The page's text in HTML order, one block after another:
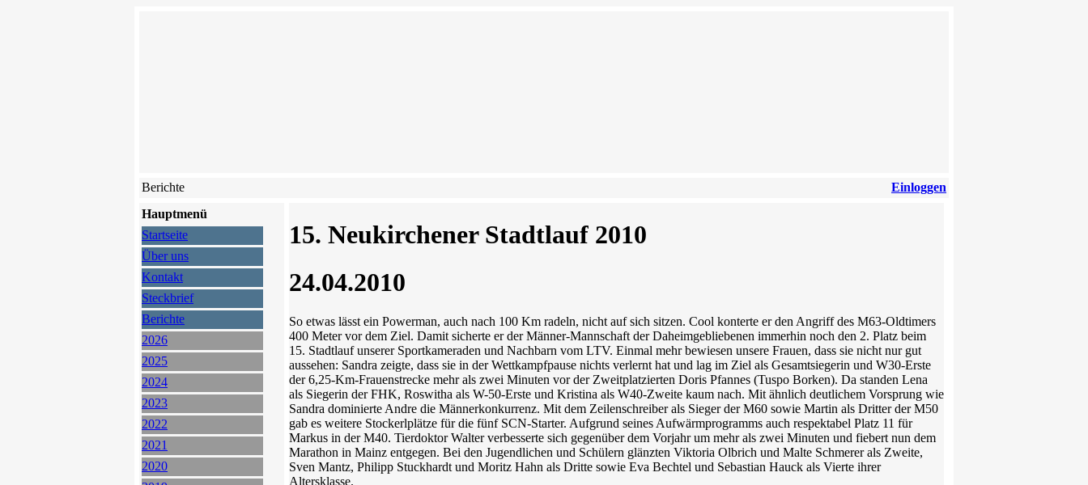
Berichte
Einloggen
Hauptmenü
Startseite
Über uns
Kontakt
Steckbrief
Berichte
2026
2025
2024
2023
2022
2021
2020
15. Neukirchener Stadtlauf 2010
24.04.2010
So etwas lässt ein Powerman, auch nach 100 Km radeln, nicht auf sich sitzen. Cool konterte er den Angriff des M63-Oldtimers
400 Meter vor dem Ziel. Damit sicherte er der Männer-Mannschaft der Daheimgebliebenen immerhin noch den 2. Platz beim
15. Stadtlauf unserer Sportkameraden und Nachbarn vom LTV. Einmal mehr bewiesen unsere Frauen, dass sie nicht nur gut
aussehen: Sandra zeigte, dass sie in der Wettkampfpause nichts verlernt hat und lag im Ziel als Gesamtsiegerin und W30-Erste
der 6,25-Km-Frauenstrecke mehr als zwei Minuten vor der Zweitplatzierten Doris Pfannes (Tuspo Borken). Da standen Lena
als Siegerin der FHK, Roswitha als W-50-Erste und Kristina als W40-Zweite kaum nach. Mit ähnlich deutlichem Vorsprung wie
Sandra dominierte Andre die Männerkonkurrenz. Mit dem Zeilenschreiber als Sieger der M60 sowie Martin als Dritter der M50
gab es weitere Stockerlplätze für die fünf SCN-Starter. Aufgrund seines Aufwärmprogramms auch respektabel Platz 11 für
Markus in der M40. Tierdoktor Walter verbesserte sich gegenüber dem Vorjahr um mehr als zwei Minuten und fiebert nun dem
Marathon in Mainz entgegen. Bei den Jugendlichen und Schülern glänzten Viktoria Olbrich und Malte Schmerer als Zweite,
Sven Mantz, Philipp Stuckhardt und Moritz Hahn als Dritte sowie Eva Bechtel und Sebastian Hauck als Vierte ihrer
Altersklasse.